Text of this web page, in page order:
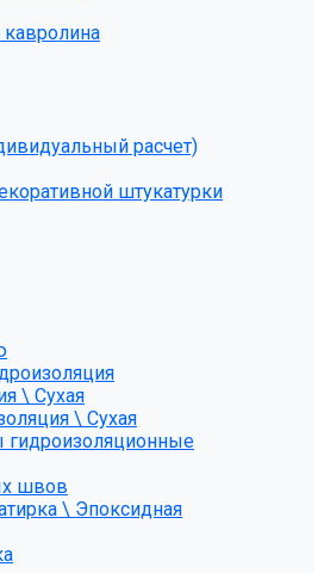
расчет)
штукатурки
\ Сухая
\ Сухая
гидроизоляционные
швов
\ Эпоксидная